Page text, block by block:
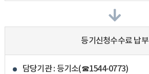
등기신청수수료 납부
담당기관 : 등기소(☎1544-0773)